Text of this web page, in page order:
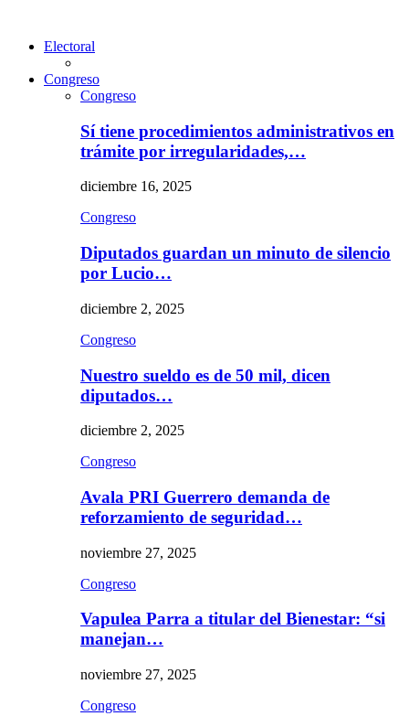
Electoral
Congreso
Congreso
Sí tiene procedimientos administrativos en
trámite por irregularidades,…
diciembre 16, 2025
Congreso
Diputados guardan un minuto de silencio
por Lucio…
diciembre 2, 2025
Congreso
Nuestro sueldo es de 50 mil, dicen
diputados…
diciembre 2, 2025
Congreso
Avala PRI Guerrero demanda de
reforzamiento de seguridad…
noviembre 27, 2025
Congreso
Vapulea Parra a titular del Bienestar: “si
manejan…
noviembre 27, 2025
Congreso